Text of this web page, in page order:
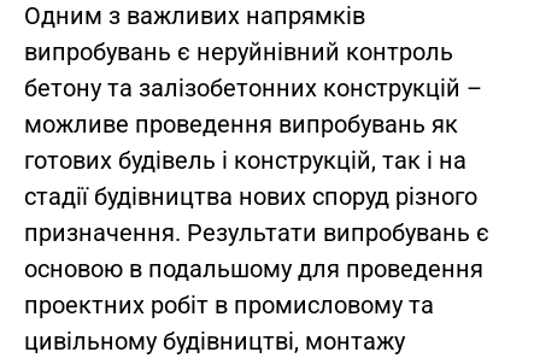
Одним з важливих напрямків
випробувань є неруйнівний контроль
бетону та залізобетонних конструкцій –
можливе проведення випробувань як
готових будівель і конструкцій, так і на
стадії будівництва нових споруд різного
призначення. Результати випробувань є
основою в подальшому для проведення
проектних робіт в промисловому та
цивільному будівництві, монтажу